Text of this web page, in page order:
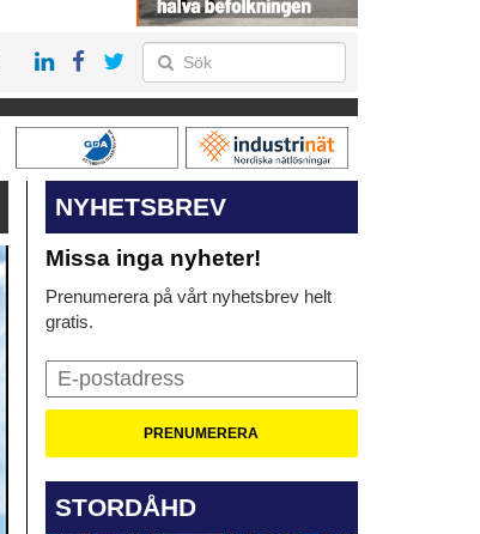
NYHETSBREV
Missa inga nyheter!
Prenumerera på vårt nyhetsbrev helt
gratis.
STORDÅHD